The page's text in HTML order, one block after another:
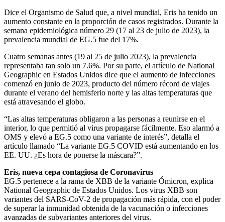
Dice el Organismo de Salud que, a nivel mundial, Eris ha tenido un
aumento constante en la proporción de casos registrados. Durante la
semana epidemiológica número 29 (17 al 23 de julio de 2023), la
prevalencia mundial de EG.5 fue del 17%.
Cuatro semanas antes (19 al 25 de julio 2023), la prevalencia
representaba tan solo un 7.6%. Por su parte, el artículo de National
Geographic en Estados Unidos dice que el aumento de infecciones
comenzó en junio de 2023, producto del número récord de viajes
durante el verano del hemisferio norte y las altas temperaturas que
está atravesando el globo.
“Las altas temperaturas obligaron a las personas a reunirse en el
interior, lo que permitió al virus propagarse fácilmente. Eso alarmó a
OMS y elevó a EG.5 como una variante de interés”, detalla el
artículo llamado “La variante EG.5 COVID está aumentando en los
EE. UU. ¿Es hora de ponerse la máscara?”.
Eris, nueva cepa contagiosa de Coronavirus
EG.5 pertenece a la rama de XBB de la variante Ómicron, explica
National Geographic de Estados Unidos. Los virus XBB son
variantes del SARS-CoV-2 de propagación más rápida, con el poder
de superar la inmunidad obtenida de la vacunación o infecciones
avanzadas de subvariantes anteriores del virus.